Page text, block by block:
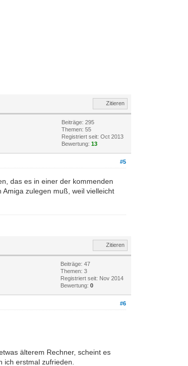
Zitieren
Beiträge: 295
Themen: 55
Registriert seit: Oct 2013
Bewertung:13
#5
das es in einer der kommenden
zulegen muß, weil vielleicht
Zitieren
Beiträge: 47
Themen: 3
Registriert seit: Nov 2014
Bewertung:0
#6
älterem Rechner, scheint es
erstmal zufrieden.